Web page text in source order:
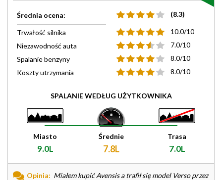
Średnia ocena: (8.3)
Trwałość silnika
10.0/10
Niezawodność auta
7.0/10
Spalanie benzyny
8.0/10
Koszty utrzymania
8.0/10
SPALANIE WEDŁUG UŻYTKOWNIKA
Miasto
9.0L
Średnie
7.8L
Trasa
7.0L
Opinia: Miałem kupić Avensis a trafił się model Verso przez